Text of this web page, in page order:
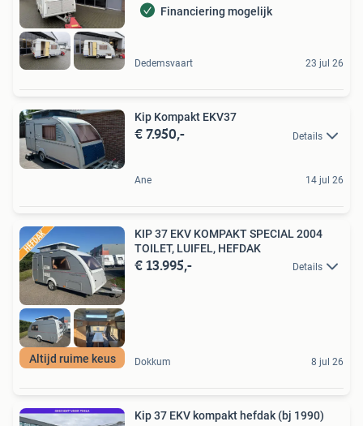
Financiering mogelijk
Dedemsvaart 23 jul 26
Kip Kompakt EKV37
€ 7.950,- Details
Ane 14 jul 26
Altijd ruime keus
KIP 37 EKV KOMPAKT SPECIAL 2004
TOILET, LUIFEL, HEFDAK
€ 13.995,- Details
Dokkum 8 jul 26
Kip 37 EKV kompakt hefdak (bj 1990)